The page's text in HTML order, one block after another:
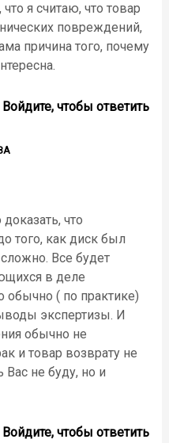
я считаю, что товар
повреждений,
причина того, почему
Войдите, чтобы ответить
что
того, как диск был
Все будет
в деле
обычно ( по практике)
экспертизы. И
обычно не
и товар возврату не
не буду, но и
Войдите, чтобы ответить